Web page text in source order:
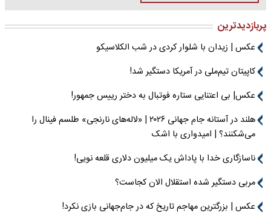
پربازدیدترین
عکس | زیدان با شلوار کردی در شب الکلاسیکو
کاپیتان تیم‌ملی در آمریکا دستگیر شد!
عکس| بی اعتنایی ستاره فوتبال به دختر رییس جمهور!
هلند در آستانه جام جهانی ۲۰۲۶ | «لاله‌های نارنجی» طلسم فینال را
می‌شکنند؟ | امیدواری با اشک
ناسازگاری خدا با پاداش یک میلیون دلاری قلعه نویی!
مربی دستگیر شده استقلال الان کجاست؟
عکس | بزرگترین مهاجم تاریخ که در جام‌جهانی بازی نکرد!